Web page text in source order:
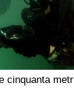
cinquanta